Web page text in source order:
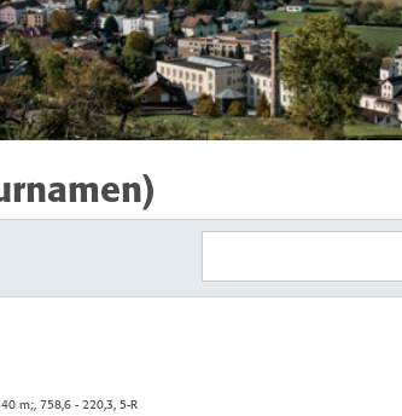
m;, 758,6 - 220,3, 5-R